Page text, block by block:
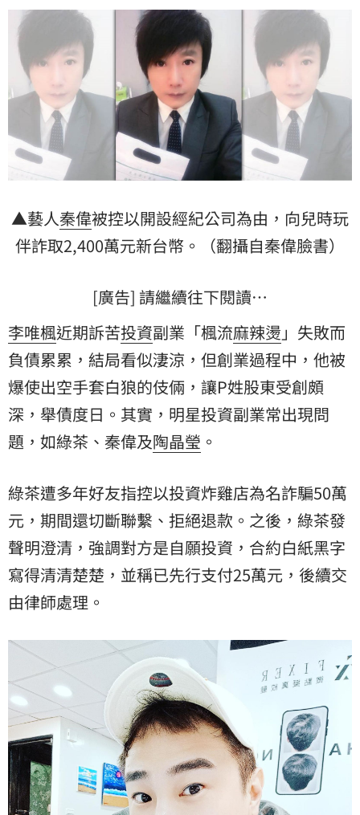
▲藝人秦偉被控以開設經紀公司為由，向兒時玩
伴詐取2,400萬元新台幣。（翻攝自秦偉臉書）
[廣告] 請繼續往下閱讀…
李唯楓近期訴苦投資副業「楓流麻辣燙 」失敗而
負債累累，結局看似淒涼，但創業過程中，他被
爆使出空手套白狼的伎倆，讓P姓股東受創頗
深，舉債度日。其實，明星投資副業常出現問
題，如綠茶、秦偉及陶晶瑩 。
綠茶遭多年好友指控以投資炸雞店為名詐騙50萬
元，期間還切斷聯繫、拒絕退款。之後，綠茶發
聲明澄清，強調對方是自願投資，合約白紙黑字
寫得清清楚楚，並稱已先行支付25萬元，後續交
由律師處理。